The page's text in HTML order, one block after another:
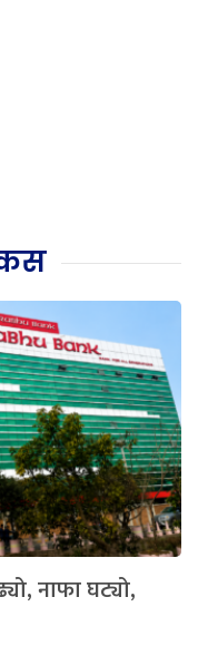
नाफा घट्यो,